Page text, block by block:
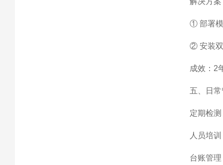
① 部署模
② 安装双
成效：2
五、日
定期检
人员培
台账管